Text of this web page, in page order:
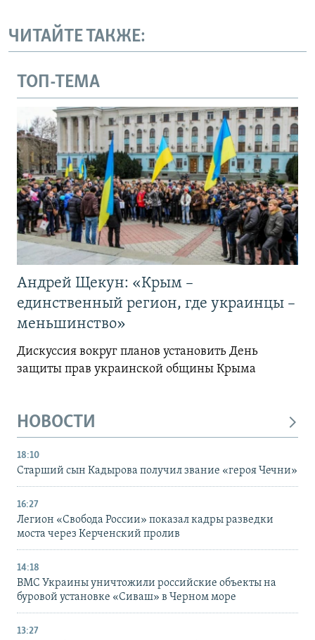
ЧИТАЙТЕ ТАКЖЕ:
ТОП-ТЕМА
Андрей Щекун: «Крым –
единственный регион, где украинцы –
меньшинство»
Дискуссия вокруг планов установить День
защиты прав украинской общины Крыма
НОВОСТИ
18:10
Старший сын Кадырова получил звание «героя Чечни»
16:27
Легион «Свобода России» показал кадры разведки
моста через Керченский пролив
14:18
ВМС Украины уничтожили российские объекты на
буровой установке «Сиваш» в Черном море
13:27